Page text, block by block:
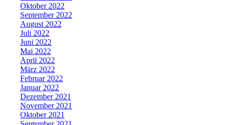
Oktober 2022
September 2022
August 2022
Juli 2022
Juni 2022
Mai 2022
April 2022
März 2022
Februar 2022
Januar 2022
Dezember 2021
November 2021
Oktober 2021